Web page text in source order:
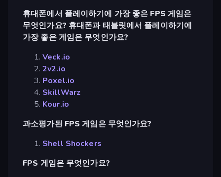
휴대폰에서 플레이하기에 가장 좋은 FPS 게임은
무엇인가요? 휴대폰과 태블릿에서 플레이하기에
가장 좋은 게임은 무엇인가요?
Veck.io
2v2.io
Poxel.io
SkillWarz
Kour.io
과소평가된 FPS 게임은 무엇인가요?
Shell Shockers
FPS 게임은 무엇인가요?